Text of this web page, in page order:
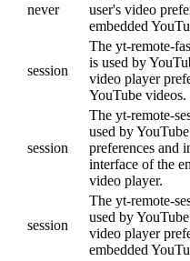
never
user's video
embedded
session
The yt-remote-
is used by
video player
YouTube videos.
session
The yt-remote-
used by
preferences and
interface of the
video player.
session
The yt-remote-
used by
video player
embedded